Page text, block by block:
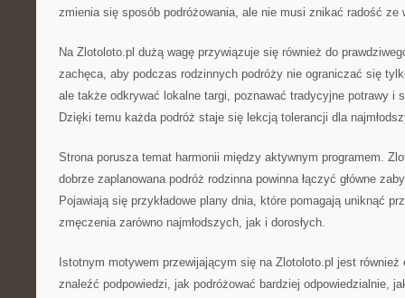
zmienia się sposób podróżowania, ale nie musi znikać radość ze
Na Zlotoloto.pl dużą wagę przywiązuje się również do
zachęca, aby podczas rodzinnych podróży nie ograniczać się
ale także odkrywać lokalne targi, poznawać tradycyjne potrawy i
Dzięki temu każda podróż staje się lekcją tolerancji dla
Strona porusza temat harmonii między aktywnym programem.
dobrze zaplanowana podróż rodzinna powinna łączyć główne
Pojawiają się przykładowe plany dnia, które pomagają uniknąć
zmęczenia zarówno najmłodszych, jak i dorosłych.
Istotnym motywem przewijającym się na Zlotoloto.pl jest
znaleźć podpowiedzi, jak podróżować bardziej odpowiedzialnie,